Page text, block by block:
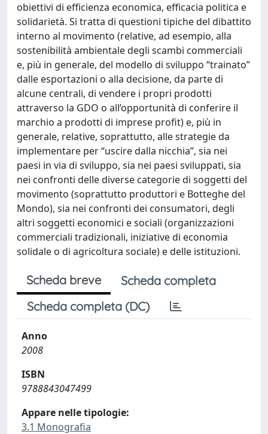
obiettivi di efficienza economica, efficacia politica e
solidarietà. Si tratta di questioni tipiche del dibattito
interno al movimento (relative, ad esempio, alla
sostenibilità ambientale degli scambi commerciali
e, più in generale, del modello di sviluppo “trainato”
dalle esportazioni o alla decisione, da parte di
alcune centrali, di vendere i propri prodotti
attraverso la GDO o all’opportunità di conferire il
marchio a prodotti di imprese profit) e, più in
generale, relative, soprattutto, alle strategie da
implementare per “uscire dalla nicchia”, sia nei
paesi in via di sviluppo, sia nei paesi sviluppati, sia
nei confronti delle diverse categorie di soggetti del
movimento (soprattutto produttori e Botteghe del
Mondo), sia nei confronti dei consumatori, degli
altri soggetti economici e sociali (organizzazioni
commerciali tradizionali, iniziative di economia
solidale o di agricoltura sociale) e delle istituzioni.
Scheda breve
Scheda completa
Scheda completa (DC)
Anno
2008
ISBN
9788843047499
Appare nelle tipologie:
3.1 Monografia